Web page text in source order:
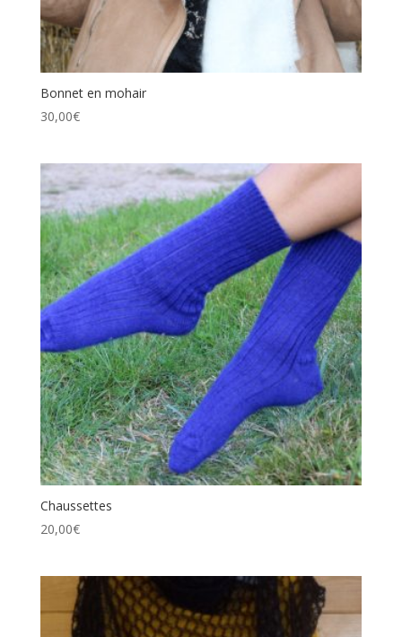
Bonnet en mohair
30,00€
Chaussettes
20,00€